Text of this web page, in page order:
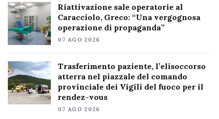
Riattivazione sale operatorie al
Caracciolo, Greco: “Una vergognosa
operazione di propaganda”
07 AGO 2026
Trasferimento paziente, l’elisoccorso
atterra nel piazzale del comando
provinciale dei Vigili del fuoco per il
rendez-vous
07 AGO 2026